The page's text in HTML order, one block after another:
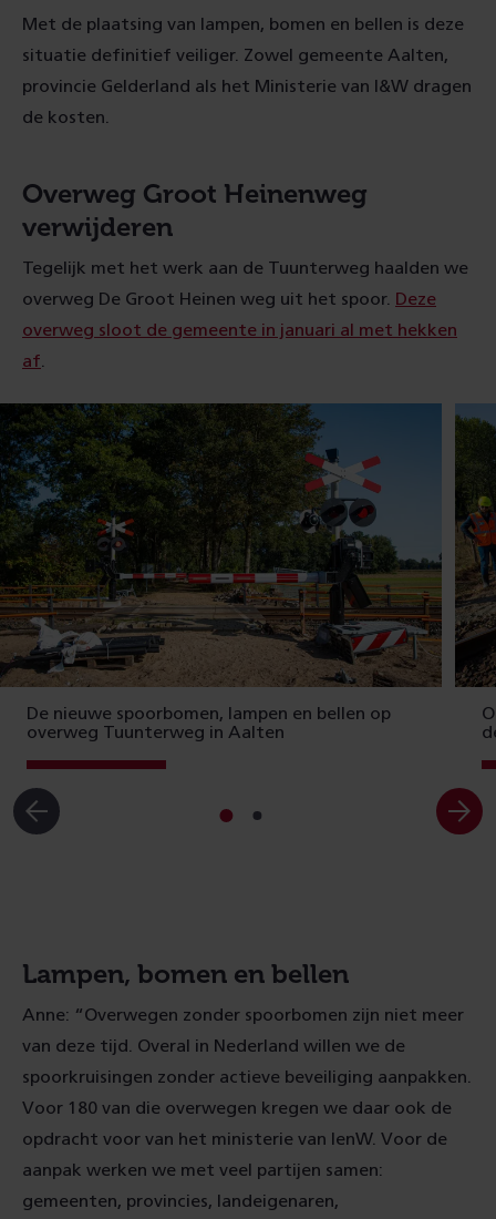
Met de plaatsing van lampen, bomen en bellen is deze
situatie definitief veiliger. Zowel gemeente Aalten,
provincie Gelderland als het Ministerie van I&W dragen
de kosten.
Overweg Groot Heinenweg
verwijderen
Tegelijk met het werk aan de Tuunterweg haalden we
overweg De Groot Heinen weg uit het spoor. Deze
overweg sloot de gemeente in januari al met hekken
af
De nieuwe spoorbomen, lampen en bellen op
overweg Tuunterweg in Aalten
Ga
Ga
Lampen, bomen en bellen
Anne: “Overwegen zonder spoorbomen zijn niet meer
van deze tijd. Overal in Nederland willen we de
spoorkruisingen zonder actieve beveiliging aanpakken.
Voor 180 van die overwegen kregen we daar ook de
opdracht voor van het ministerie van IenW. Voor de
aanpak werken we met veel partijen samen:
gemeenten, provincies, landeigenaren,